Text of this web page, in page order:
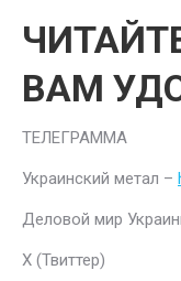
ВАМ
ТЕЛЕГРАММА
Украинский метал –
Деловой мир
Х (Твиттер)